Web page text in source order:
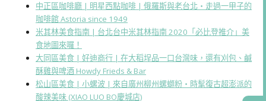
中正區咖啡廳 | 明星西點咖啡 | 俄羅斯與老台北・走過一甲子的
咖啡館 Astoria since 1949
米其林美食指南 | 台北台中米其林指南 2020「必比登推介」美
食地圖來囉！
大同區美食 | 好迪商行 | 在大稻埕品一口台灣味，還有刈包、鹹
酥雞與啤酒 Howdy Frieds & Bar
松山區美食 | 小螺波 | 來自廣州柳州螺螄粉・時髦復古超澎派的
酸辣美味 (XIAO LUO BO慶城店)